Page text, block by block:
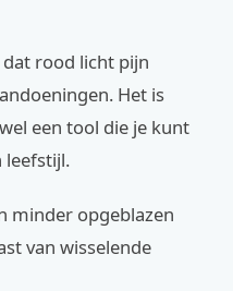
rood licht pijn
Het is
een tool die je kunt
leefstijl.
minder opgeblazen
van wisselende